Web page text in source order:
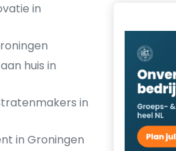
in
huis in
in
in Groningen